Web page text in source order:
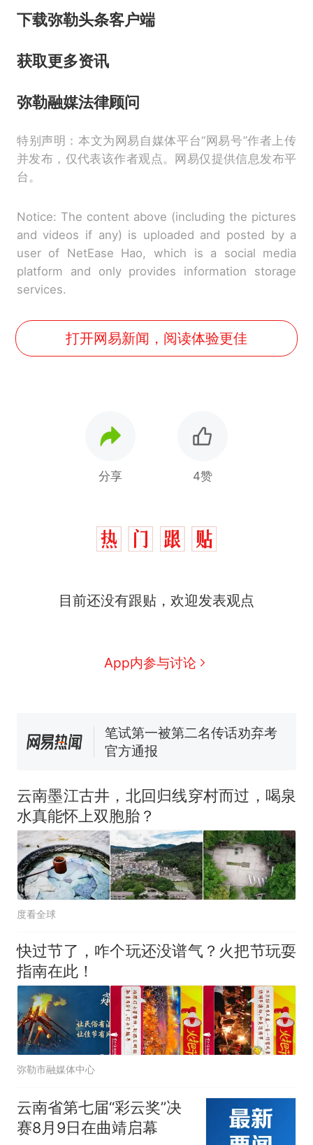
下载弥勒头条客户端
获取更多资讯
弥勒融媒法律顾问
特别声明：本文为网易自媒体平台“网易号”作者上传
并发布，仅代表该作者观点。网易仅提供信息发布平
台。
Notice: The content above (including the pictures
and videos if any) is uploaded and posted by a
user of NetEase Hao, which is a social media
platform and only provides information storage
services.
打开网易新闻，阅读体验更佳
分享 4赞
目前还没有跟贴，欢迎发表观点
App内参与讨论
热
那个在床头放菜刀的女孩，
么？
协会回应
男子上山采菌偶然发现鸡枞菌
窝，原地守1天等它长大：挖了
来源：参考消息）
笔试第一被第二名传话劝弃考
官方通报
因老师一句“跟我回家”改写了
人生
云南墨江古井，北回归线穿村而过，喝泉
水真能怀上双胞胎？
度看全球
快过节了，咋个玩还没谱气？火把节玩耍
指南在此！
弥勒市融媒体中心
云南省第七届“彩云奖”决
赛8月9日在曲靖启幕